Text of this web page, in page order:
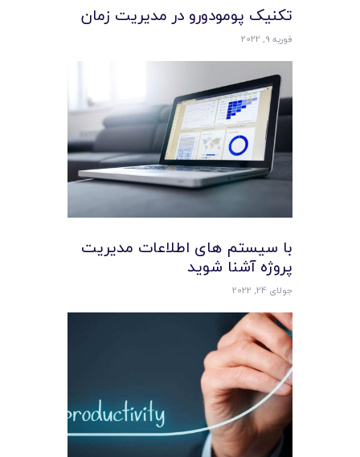
تکنیک پومودورو در مدیریت زمان
فوریه 9, 2022
با سیستم های اطلاعات مدیریت
پروژه آشنا شوید
جولای 24, 2022